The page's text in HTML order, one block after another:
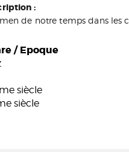
:
de notre temps dans les
/ Epoque
siècle
siècle